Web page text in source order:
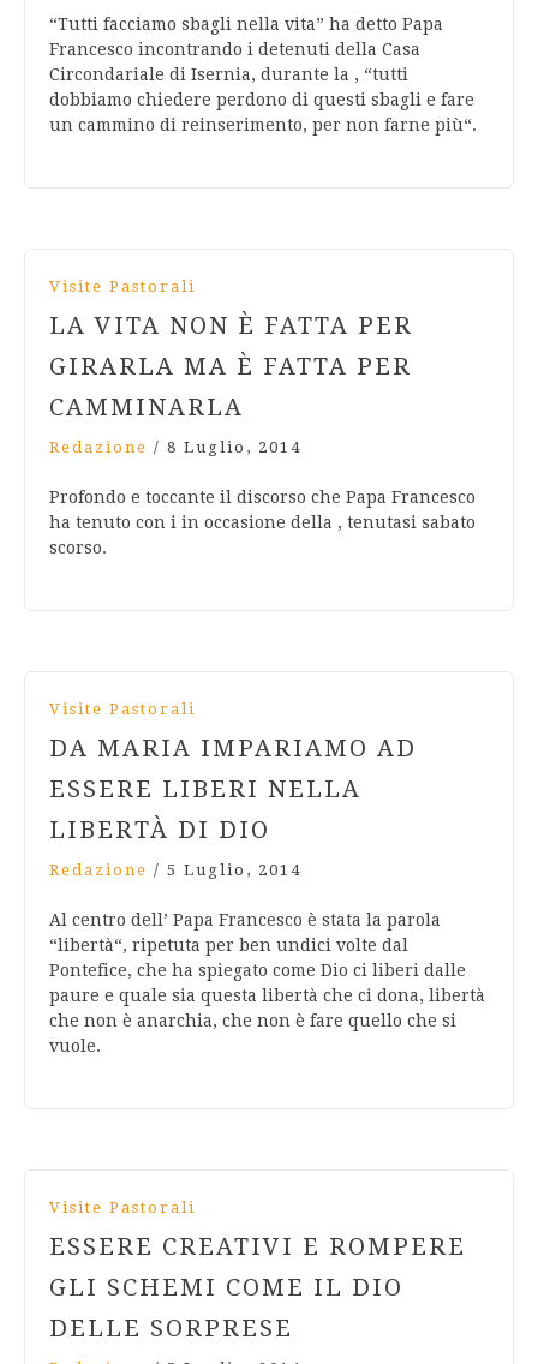
“Tutti facciamo sbagli nella vita” ha detto Papa
Francesco incontrando i detenuti della Casa
Circondariale di Isernia, durante la , “tutti
dobbiamo chiedere perdono di questi sbagli e fare
un cammino di reinserimento, per non farne più“.
Visite Pastorali
LA VITA NON È FATTA PER
GIRARLA MA È FATTA PER
CAMMINARLA
Redazione / 8 Luglio, 2014
Profondo e toccante il discorso che Papa Francesco
ha tenuto con i in occasione della , tenutasi sabato
scorso.
Visite Pastorali
DA MARIA IMPARIAMO AD
ESSERE LIBERI NELLA
LIBERTÀ DI DIO
Redazione / 5 Luglio, 2014
Al centro dell’ Papa Francesco è stata la parola
“libertà“, ripetuta per ben undici volte dal
Pontefice, che ha spiegato come Dio ci liberi dalle
paure e quale sia questa libertà che ci dona, libertà
che non è anarchia, che non è fare quello che si
vuole.
Visite Pastorali
ESSERE CREATIVI E ROMPERE
GLI SCHEMI COME IL DIO
DELLE SORPRESE